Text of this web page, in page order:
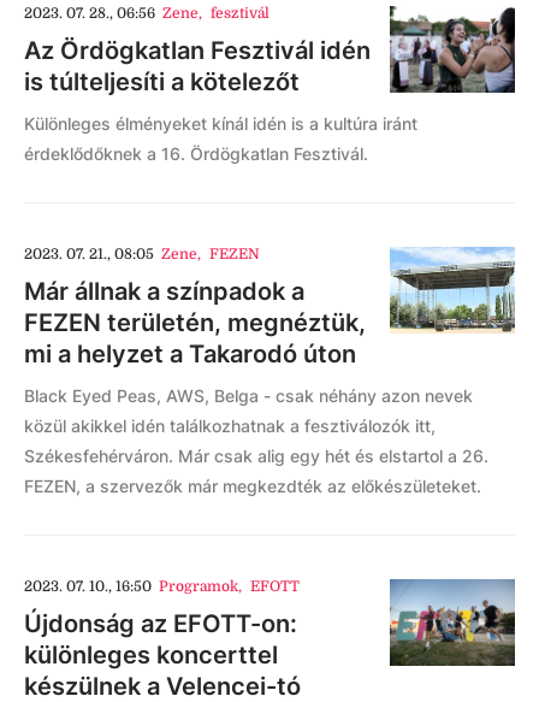
2023. 07. 28., 06:56 Zene, fesztivál
Az Ördögkatlan Fesztivál idén
is túlteljesíti a kötelezőt
Különleges élményeket kínál idén is a kultúra iránt
érdeklődőknek a 16. Ördögkatlan Fesztivál.
2023. 07. 21., 08:05 Zene, FEZEN
Már állnak a színpadok a
FEZEN területén, megnéztük,
mi a helyzet a Takarodó úton
Black Eyed Peas, AWS, Belga - csak néhány azon nevek
közül akikkel idén találkozhatnak a fesztiválozók itt,
Székesfehérváron. Már csak alig egy hét és elstartol a 26.
FEZEN, a szervezők már megkezdték az előkészületeket.
2023. 07. 10., 16:50 Programok, EFOTT
Újdonság az EFOTT-on:
különleges koncerttel
készülnek a Velencei-tó